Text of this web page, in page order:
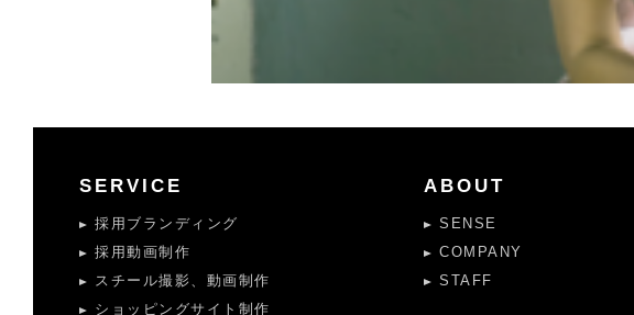
SERVICE
採用ブランディング
採用動画制作
スチール撮影、動画制作
ショッピングサイト制作
ABOUT
SENSE
COMPANY
STAFF